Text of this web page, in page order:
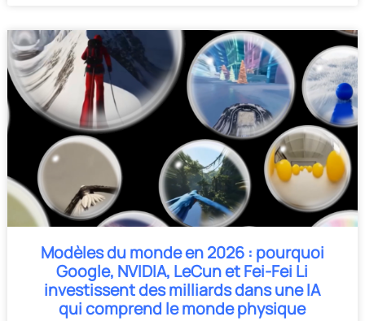
Modèles du monde en 2026 : pourquoi
Google, NVIDIA, LeCun et Fei-Fei Li
investissent des milliards dans une IA
qui comprend le monde physique